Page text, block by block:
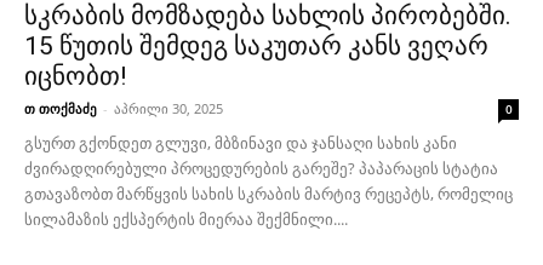
სკრაბის მომზადება სახლის პირობებში.
15 წუთის შემდეგ საკუთარ კანს ვეღარ
იცნობთ!
თ თოქმაძე - აპრილი 30, 2025 0
გსურთ გქონდეთ გლუვი, მბზინავი და ჯანსაღი სახის კანი
ძვირადღირებული პროცედურების გარეშე? პაპარაცის სტატია
გთავაზობთ მარწყვის სახის სკრაბის მარტივ რეცეპტს, რომელიც
სილამაზის ექსპერტის მიერაა შექმნილი....